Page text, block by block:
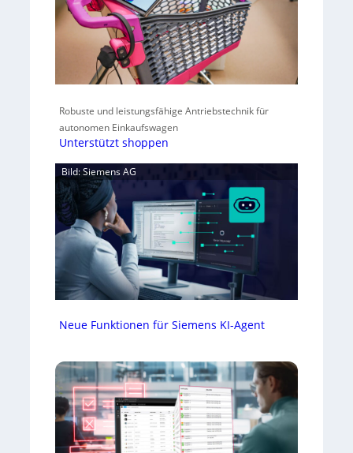
Robuste und leistungsfähige Antriebstechnik für
autonomen Einkaufswagen
Unterstützt shoppen
Bild: Siemens AG
Neue Funktionen für Siemens KI-Agent